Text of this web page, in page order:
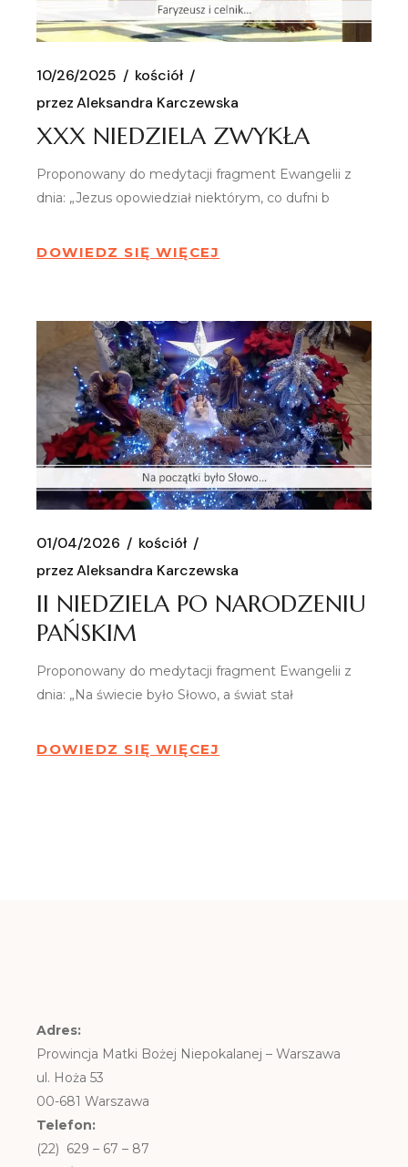
10/26/2025
kościół
przez Aleksandra Karczewska
XXX NIEDZIELA ZWYKŁA
Proponowany do medytacji fragment Ewangelii z
dnia: „Jezus opowiedział niektórym, co dufni b
DOWIEDZ SIĘ WIĘCEJ
01/04/2026
kościół
przez Aleksandra Karczewska
II NIEDZIELA PO NARODZENIU
PAŃSKIM
Proponowany do medytacji fragment Ewangelii z
dnia: „Na świecie było Słowo, a świat stał
DOWIEDZ SIĘ WIĘCEJ
Adres:
Prowincja Matki Bożej Niepokalanej – Warszawa
ul. Hoża 53
00-681 Warszawa
Telefon:
(22) 629 – 67 – 87